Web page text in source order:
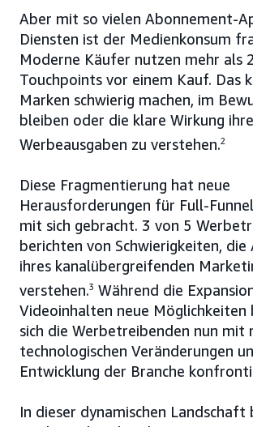
Aber mit so vielen Abonnement-
Diensten ist der Medienkonsum
Moderne Käufer nutzen mehr als
Touchpoints vor einem Kauf. Das
Marken schwierig machen, im
bleiben oder die klare Wirkung
Werbeausgaben zu verstehen.2
Diese Fragmentierung hat neue
Herausforderungen für Full-
mit sich gebracht. 3 von 5
berichten von Schwierigkeiten, die
ihres kanalübergreifenden
verstehen.3 Während die
Videoinhalten neue Möglichkeiten
sich die Werbetreibenden nun mit
technologischen Veränderungen
Entwicklung der Branche
In dieser dynamischen Landschaft